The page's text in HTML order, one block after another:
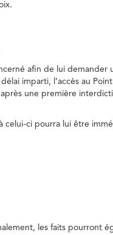
afin de lui demander
imparti, l’accès au
une première
celui-ci pourra lui être
les faits pourront